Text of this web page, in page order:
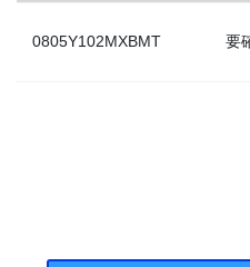
0805Y102MXBMT 要